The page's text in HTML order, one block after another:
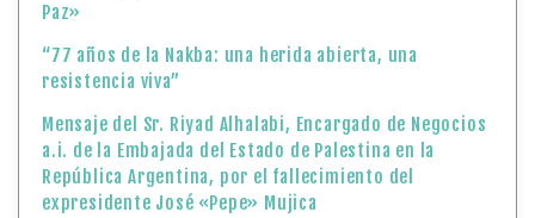
Paz»
“77 años de la Nakba: una herida abierta, una
resistencia viva”
Mensaje del Sr. Riyad Alhalabi, Encargado de Negocios
a.i. de la Embajada del Estado de Palestina en la
República Argentina, por el fallecimiento del
expresidente José «Pepe» Mujica